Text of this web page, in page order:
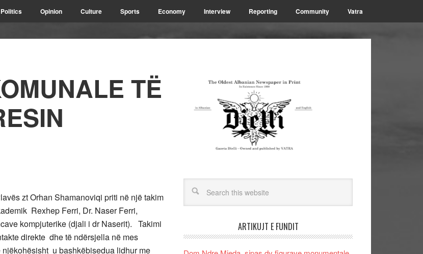
Politics Opinion Culture Sports Economy Interview Reporting Community Vatra
TË
zt Orhan Shamanoviqi priti në një takim
Rexhep Ferri, Dr. Naser Ferri,
kompjuterike (djali i dr Naserit). Takimi
direkte dhe të ndërsjella në mes
u bashkëbisedua lidhur me
ARTIKUJT E FUNDIT